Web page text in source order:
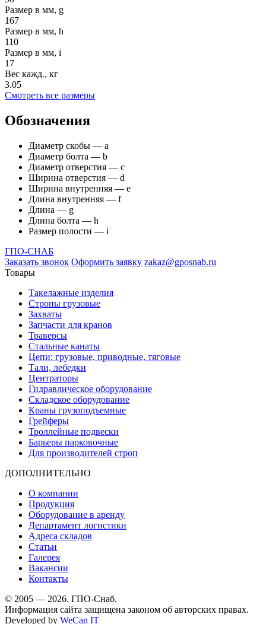
Размер в мм, g
167
Размер в мм, h
110
Размер в мм, i
17
Вес кажд., кг
3.05
Смотреть все размеры
Обозначения
Диаметр скобы — а
Диаметр болта — b
Диаметр отверстия — с
Ширина отверстия — d
Ширина внутренняя — е
Длина внутренняя — f
Длина — g
Длина болта — h
Размер полости — i
ГПО-СНАБ
Заказать звонок Оформить заявку zakaz@gposnab.ru
Товары
Такелажные изделия
Стропы грузовые
Захваты
Запчасти для кранов
Траверсы
Стальные канаты
Цепи: грузовые, приводные, тяговые
Тали, лебедки
Центраторы
Гидравлическое оборудование
Складское оборудование
Краны грузоподъемные
Грейферы
Троллейные подвески
Барьеры парковочные
Для производителей строп
ДОПОЛНИТЕЛЬНО
О компании
Продукция
Оборудование в аренду
Департамент логистики
Адреса складов
Статьи
Галерея
Вакансии
Контакты
© 2005 — 2026. ГПО-Снаб.
Информация сайта защищена законом об авторских правах.
Developed by WeCan IT